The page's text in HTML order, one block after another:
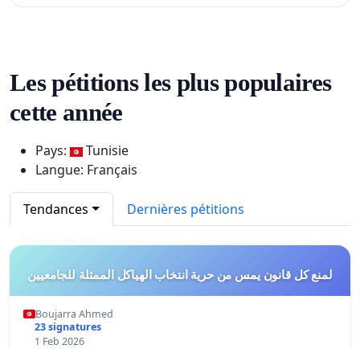
Les pétitions les plus populaires
cette année
Pays:
Tunisie
Langue: Français
Tendances Dernières pétitions
لمنع كل قانون يمس من حرية انتخاب الهياكل الممثلة للجامعيين
Boujarra Ahmed
23 signatures
1 Feb 2026